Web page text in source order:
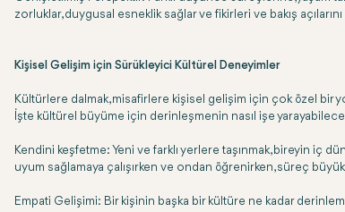
zorluklar, duygusal esneklik sağlar ve fikirleri ve bakış açılarını
Kişisel Gelişim için Sürükleyici Kültürel Deneyimler
Kültürlere dalmak, misafirlere kişisel gelişim için çok özel bir yol
İşte kültürel büyüme için derinleşmenin nasıl işe
Kendini keşfetme: Yeni ve farklı yerlere taşınmak, bireyin iç
uyum sağlamaya çalışırken ve ondan öğrenirken, süreç
Empati Gelişimi: Bir kişinin başka bir kültüre ne kadar